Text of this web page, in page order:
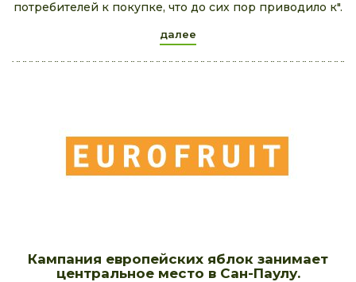
потребителей к покупке, что до сих пор приводило к".
далее
Кампания европейских яблок занимает
центральное место в Сан-Паулу.